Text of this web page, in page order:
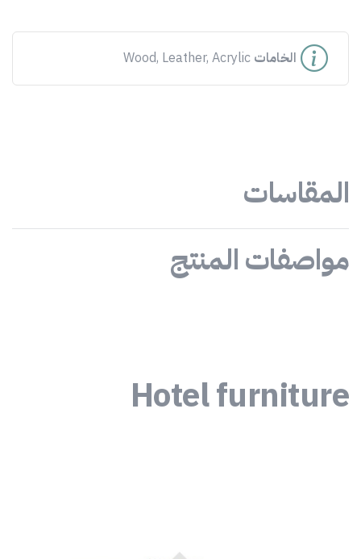
الخامات Wood, Leather, Acrylic
المقاسات
مواصفات المنتج
Hotel furniture